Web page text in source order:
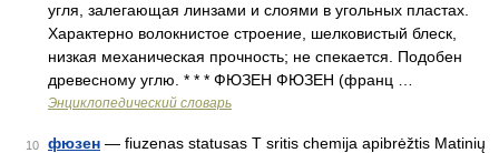
угля, залегающая линзами и слоями в угольных пластах.
Характерно волокнистое строение, шелковистый блеск,
низкая механическая прочность; не спекается. Подобен
древесному углю. * * * ФЮЗЕН ФЮЗЕН (франц …
Энциклопедический словарь
10 фюзен — fiuzenas statusas T sritis chemija apibrėžtis Matinių